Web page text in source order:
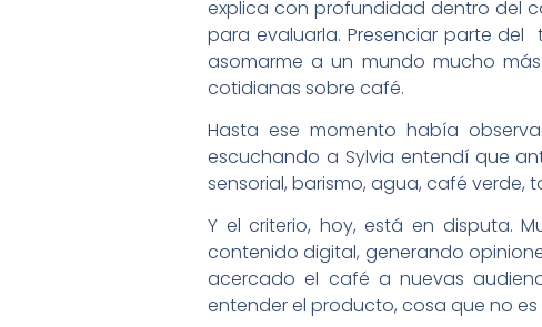
explica con profundidad dentro del
para evaluarla. Presenciar parte del
asomarme a un mundo mucho
cotidianas sobre café.
Hasta ese momento había
escuchando a Sylvia entendí que
sensorial, barismo, agua, café
Y el criterio, hoy, está en disputa.
contenido digital, generando
acercado el café a nuevas
entender el producto, cosa que no es